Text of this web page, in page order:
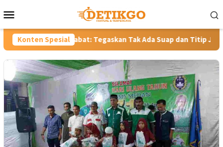
ke
Mobile
Konten Spesial
Tegaskan Tak Ada Suap dan Titip Jabatan